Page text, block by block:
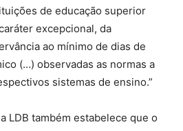
de educação superior
excepcional, da
ao mínimo de dias de
(…) observadas as normas a
sistemas de ensino.”
LDB também estabelece que o